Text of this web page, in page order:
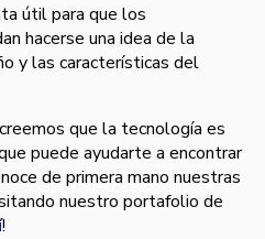
útil para que los
hacerse una idea de la
y las características del
que la tecnología es
puede ayudarte a encontrar
de primera mano nuestras
nuestro portafolio de
!